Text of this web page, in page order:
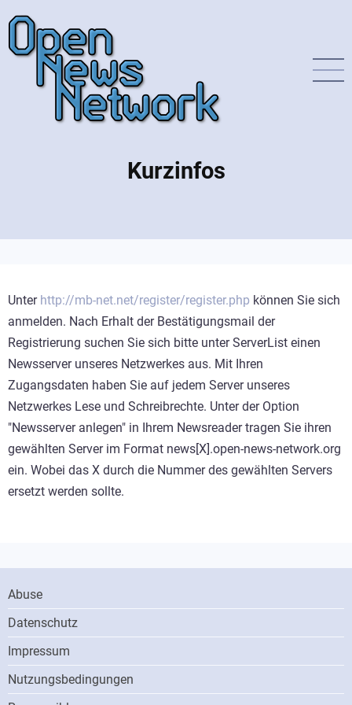
Inhalt
Kurzinfos
Unter http://mb-net.net/register/register.php können Sie sich
anmelden. Nach Erhalt der Bestätigungsmail der
Registrierung suchen Sie sich bitte unter ServerList einen
Newsserver unseres Netzwerkes aus. Mit Ihren
Zugangsdaten haben Sie auf jedem Server unseres
Netzwerkes Lese und Schreibrechte. Unter der Option
"Newsserver anlegen" in Ihrem Newsreader tragen Sie ihren
gewählten Server im Format news[X].open-news-network.org
ein. Wobei das X durch die Nummer des gewählten Servers
ersetzt werden sollte.
Footer
Menu
Abuse
Datenschutz
Impressum
Nutzungsbedingungen